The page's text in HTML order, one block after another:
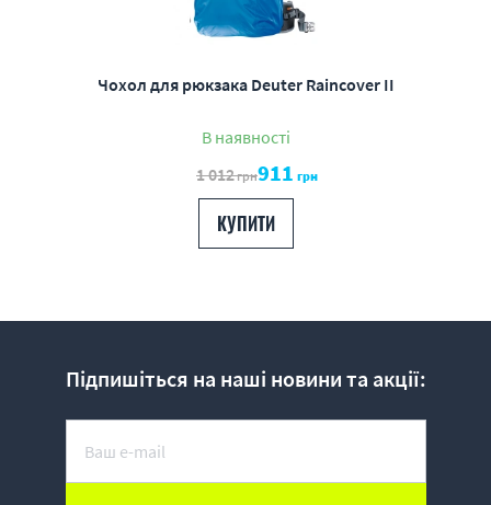
Чохол для рюкзака Deuter Raincover II
В наявності
1 012грн911 грн
КУПИТИ
Підпишіться на наші новини та акції: